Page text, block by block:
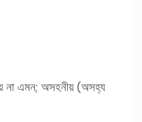
না এমন; অসহনীয় (অসহ্য